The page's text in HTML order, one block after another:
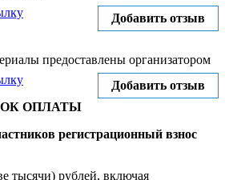
Добавить отзыв
предоставлены организатором
Добавить отзыв
ОПЛАТЫ
регистрационный взнос
тысячи) рублей, включая